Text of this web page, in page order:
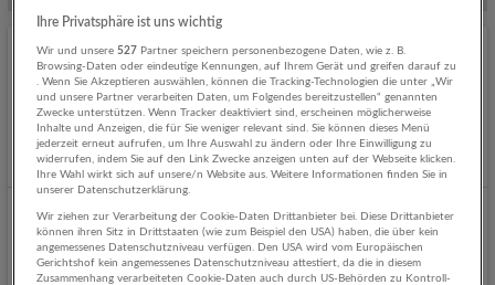
LADEKRAN- C/E Fahrer/in - Rachbauer-Kran,
Salzburg-Siezenheim
07.08.2026, Rachbauer-Kran, Salzburg
Salzburg, Wals-Siezenheim
NEU
Senior Maschinenbauingenieur Mechanik (m/w/d)
06.08.2026,Rehrl + Partner Personalberatung GmbH
Salzburg
Ihre Privatsphäre ist uns wichtig
Wir und unsere 527 Partner speichern personenbezogene Daten, wie z. B.
Browsing-Daten oder eindeutige Kennungen, auf Ihrem Gerät und greifen darauf zu
. Wenn Sie Akzeptieren auswählen, können die Tracking-Technologien die unter „Wir
und unsere Partner verarbeiten Daten, um Folgendes bereitzustellen“ genannten
Zwecke unterstützen. Wenn Tracker deaktiviert sind, erscheinen möglicherweise
Inhalte und Anzeigen, die für Sie weniger relevant sind. Sie können dieses Menü
jederzeit erneut aufrufen, um Ihre Auswahl zu ändern oder Ihre Einwilligung zu
widerrufen, indem Sie auf den Link Zwecke anzeigen unten auf der Webseite klicken.
Ihre Wahl wirkt sich auf unsere/n Website aus. Weitere Informationen finden Sie in
unserer Datenschutzerklärung.
Wir ziehen zur Verarbeitung der Cookie-Daten Drittanbieter bei. Diese Drittanbieter
können ihren Sitz in Drittstaaten (wie zum Beispiel den USA) haben, die über kein
angemessenes Datenschutzniveau verfügen. Den USA wird vom Europäischen
Gerichtshof kein angemessenes Datenschutzniveau attestiert, da die in diesem
Zusammenhang verarbeiteten Cookie-Daten auch durch US-Behörden zu Kontroll-